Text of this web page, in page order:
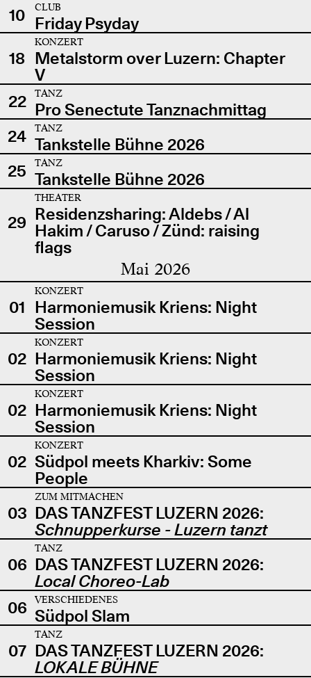
10
CLUB
Friday Psyday
18
KONZERT
Metalstorm over Luzern: Chapter
V
22
TANZ
Pro Senectute Tanznachmittag
24
TANZ
Tankstelle Bühne 2026
25
TANZ
Tankstelle Bühne 2026
29
THEATER
Residenzsharing: Aldebs / Al
Hakim / Caruso / Zünd: raising
flags
Mai 2026
01
KONZERT
Harmoniemusik Kriens: Night
Session
02
KONZERT
Harmoniemusik Kriens: Night
Session
02
KONZERT
Harmoniemusik Kriens: Night
Session
02
KONZERT
Südpol meets Kharkiv: Some
People
03
ZUM MITMACHEN
DAS TANZFEST LUZERN 2026:
Schnupperkurse - Luzern tanzt
06
TANZ
DAS TANZFEST LUZERN 2026:
Local Choreo-Lab
06
VERSCHIEDENES
Südpol Slam
07
TANZ
DAS TANZFEST LUZERN 2026:
LOKALE BÜHNE